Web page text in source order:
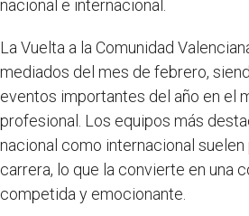
nacional e internacional.
La Vuelta a la Comunidad
mediados del mes de febrero,
eventos importantes del año en el
profesional. Los equipos más
nacional como internacional
carrera, lo que la convierte en una
competida y emocionante.